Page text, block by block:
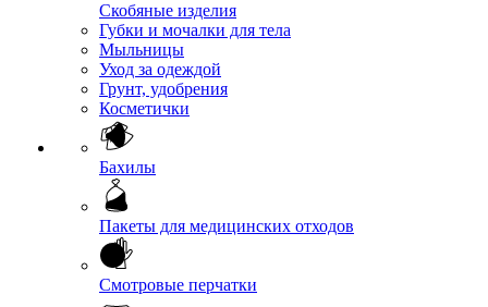
Скобяные изделия
Губки и мочалки для тела
Мыльницы
Уход за одеждой
Грунт, удобрения
Косметички
Бахилы
Пакеты для медицинских отходов
Смотровые перчатки